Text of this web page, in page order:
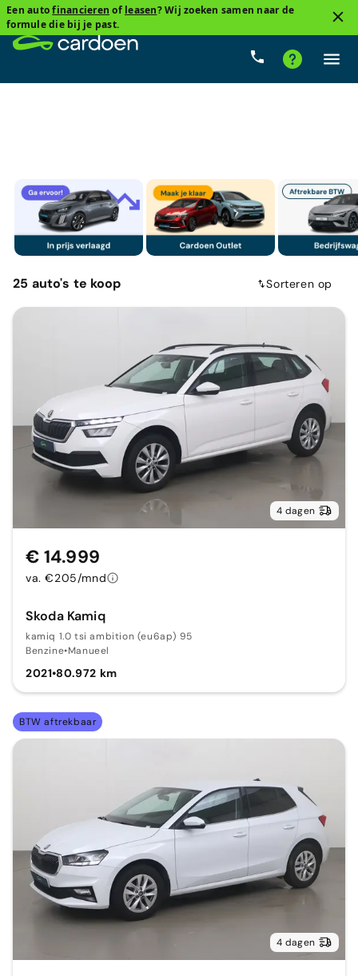
Een autofinancieren of leasen? Wij zoeken samen naar de
formule die bij je past.
Type versnelling
25 auto's te koop Sorteren op
4 dagen
Skoda Kamiq
kamiq 1.0 tsi ambition (eu6ap) 95
Benzine•Manueel
2021•80.972 km
€ 14.999
va. €205/mnd
BTW aftrekbaar
4 dagen